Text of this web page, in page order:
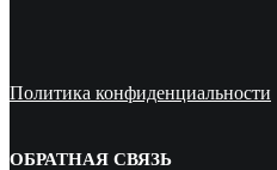
Политика конфиденциальности
ОБРАТНАЯ СВЯЗЬ